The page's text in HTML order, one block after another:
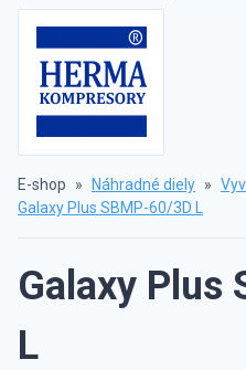
E-shop » Náhradné diely »
Galaxy Plus SBMP-60/3D L
Galaxy Plus
L